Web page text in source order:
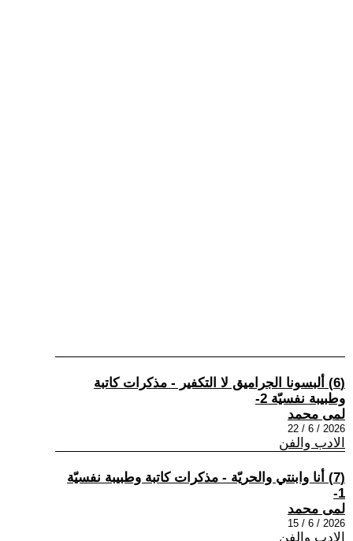
(6) ألبسونا الجراميق لا التكفير - مذكرات كاتبة
وطبيبة نفسيّة 2-
لمى محمد
2026 / 6 / 22
الادب والفن
(7) أنا وابنتي والحريّة - مذكرات كاتبة وطبيبة نفسيّة
1-
لمى محمد
2026 / 6 / 15
الادب والفن